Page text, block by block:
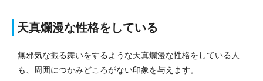
天真爛漫な性格をしている
無邪気な振る舞いをするような天真爛漫な性格をしている人
も、周囲につかみどころがない印象を与えます。